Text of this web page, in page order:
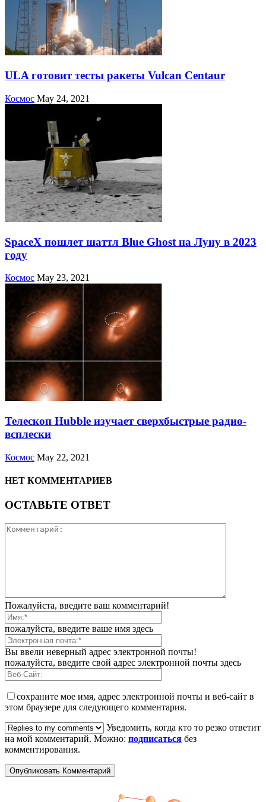
ULA готовит тесты ракеты Vulcan Centaur
Космос May 24, 2021
SpaceX пошлет шаттл Blue Ghost на Луну в 2023
году
Космос May 23, 2021
Телескоп Hubble изучает сверхбыстрые радио-
всплески
Космос May 22, 2021
НЕТ КОММЕНТАРИЕВ
ОСТАВЬТЕ ОТВЕТ
Пожалуйста, введите ваш комментарий!
пожалуйста, введите ваше имя здесь
Вы ввели неверный адрес электронной почты!
пожалуйста, введите свой адрес электронной почты здесь
сохраните мое имя, адрес электронной почты и веб-сайт в
этом браузере для следующего комментария.
Уведомить, когда кто то резко ответит
на мой комментарий. Можно: подписаться без
комментирования.